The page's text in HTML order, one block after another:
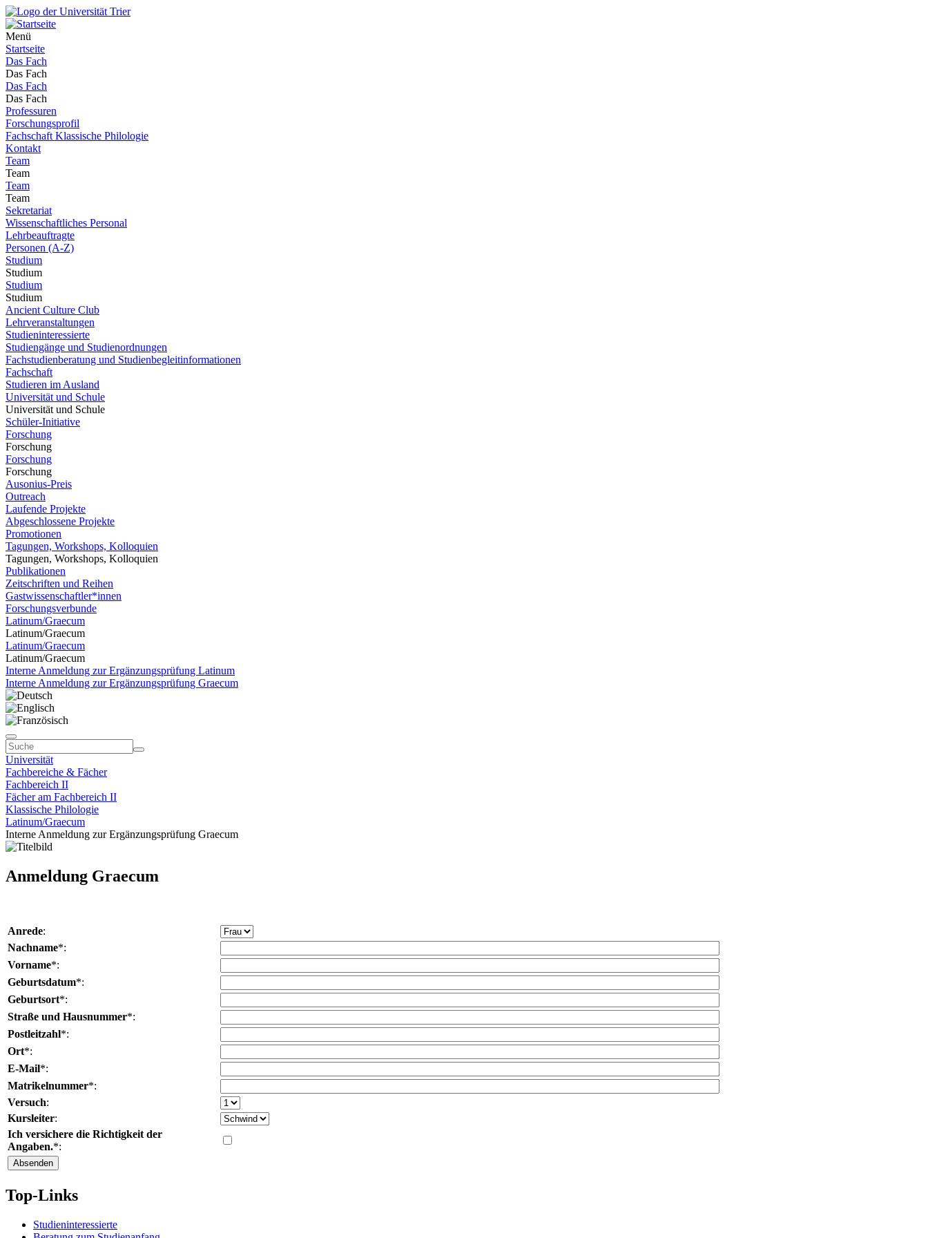
Menü
Startseite
Das Fach
Das Fach
Das Fach
Das Fach
Professuren
Forschungsprofil
Fachschaft Klassische Philologie
Kontakt
Team
Team
Team
Team
Sekretariat
Wissenschaftliches Personal
Lehrbeauftragte
Personen (A-Z)
Studium
Studium
Studium
Studium
Ancient Culture Club
Lehrveranstaltungen
Studieninteressierte
Studiengänge und Studienordnungen
Fachstudienberatung und Studienbegleitinformationen
Fachschaft
Studieren im Ausland
Universität und Schule
Universität und Schule
Schüler-Initiative
Forschung
Forschung
Forschung
Forschung
Ausonius-Preis
Outreach
Laufende Projekte
Abgeschlossene Projekte
Promotionen
Tagungen, Workshops, Kolloquien
Tagungen, Workshops, Kolloquien
Publikationen
Zeitschriften und Reihen
Gastwissenschaftler*innen
Forschungsverbunde
Latinum/Graecum
Latinum/Graecum
Latinum/Graecum
Latinum/Graecum
Interne Anmeldung zur Ergänzungsprüfung Latinum
Interne Anmeldung zur Ergänzungsprüfung Graecum
Universität
Fachbereiche & Fächer
Fachbereich II
Fächer am Fachbereich II
Klassische Philologie
Latinum/Graecum
Interne Anmeldung zur Ergänzungsprüfung Graecum
Anmeldung Graecum
Anrede:
Nachname*:
Vorname*:
Geburtsdatum*:
Geburtsort*:
Straße und Hausnummer*:
Postleitzahl*:
Ort*:
E-Mail*:
Matrikelnummer*:
Versuch:
Kursleiter:
Ich versichere die Richtigkeit der
Angaben.*:
Top-Links
Studieninteressierte